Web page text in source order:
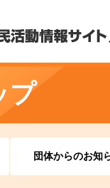
プ
団体からのお知